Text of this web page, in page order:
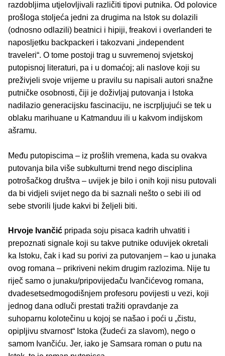
razdobljima utjelovljivali različiti tipovi putnika. Od polovice
prošloga stoljeća jedni za drugima na Istok su dolazili
(odnosno odlazili) beatnici i hipiji, freakovi i overlanderi te
naposljetku backpackeri i takozvani „independent
traveleri“. O tome postoji trag u suvremenoj svjetskoj
putopisnoj literaturi, pa i u domaćoj; ali naslove koji su
preživjeli svoje vrijeme u pravilu su napisali autori snažne
putničke osobnosti, čiji je doživljaj putovanja i Istoka
nadilazio generacijsku fascinaciju, ne iscrpljujući se tek u
oblaku marihuane u Katmanduu ili u kakvom indijskom
ašramu.
Među putopiscima – iz prošlih vremena, kada su ovakva
putovanja bila više subkulturni trend nego disciplina
potrošačkog društva – uvijek je bilo i onih koji nisu putovali
da bi vidjeli svijet nego da bi saznali nešto o sebi ili od
sebe stvorili ljude kakvi bi željeli biti.
Hrvoje Ivančić pripada soju pisaca kadrih uhvatiti i
prepoznati signale koji su takve putnike oduvijek okretali
ka Istoku, čak i kad su porivi za putovanjem – kao u junaka
ovog romana – prikriveni nekim drugim razlozima. Nije tu
riječ samo o junaku/pripovijedaču Ivančićevog romana,
dvadesetsedmogodišnjem profesoru povijesti u vezi, koji
jednog dana odluči prestati tražiti opravdanje za
suhoparnu kolotečinu u kojoj se našao i poći u „čistu,
opipljivu stvarnost“ Istoka (žudeći za slavom), nego o
samom Ivančiću. Jer, iako je Samsara roman o putu na